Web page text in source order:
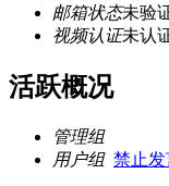
邮箱状态未验
视频认证未认
活跃概况
管理组
用户组 禁止发